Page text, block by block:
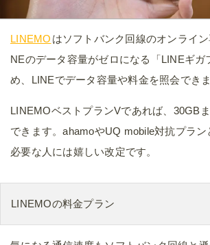
LINEMO はソフトバンク回線のオンライ
NEのデータ容量がゼロになる「LINEギガ
め、LINEでデータ容量や料金を照会できま
LINEMOベストプランVであれば、30GB
できます。ahamoやUQ mobile対抗プラ
必要な人には嬉しい改定です。
LINEMOの料金プラン